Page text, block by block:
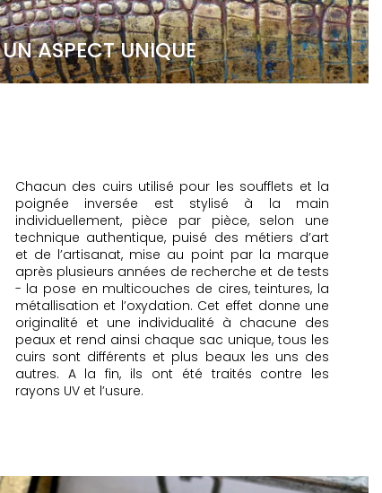
UN ASPECT UNIQUE
Chacun des cuirs utilisé pour les soufflets et la
poignée inversée est stylisé à la main
individuellement, pièce par pièce, selon une
technique authentique, puisé des métiers d’art
et de l’artisanat, mise au point par la marque
après plusieurs années de recherche et de tests
- la pose en multicouches de cires, teintures, la
métallisation et l’oxydation. Cet effet donne une
originalité et une individualité à chacune des
peaux et rend ainsi chaque sac unique, tous les
cuirs sont différents et plus beaux les uns des
autres. A la fin, ils ont été traités contre les
rayons UV et l’usure.